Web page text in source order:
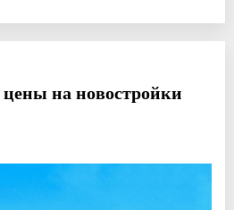
на новостройки